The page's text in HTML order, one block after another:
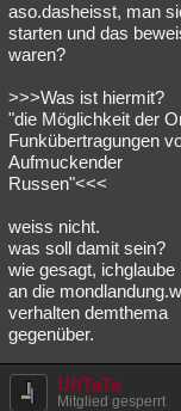
aso.dasheisst, man
starten und das
waren?
>>>Was ist hiermit?
"die Möglichkeit der
Funkübertragungen
Aufmuckender
Russen"<<<
weiss nicht.
was soll damit sein?
wie gesagt, ichglaube
an die
verhalten demthema
gegenüber.
UffTaTa
Mitglied gesperrt